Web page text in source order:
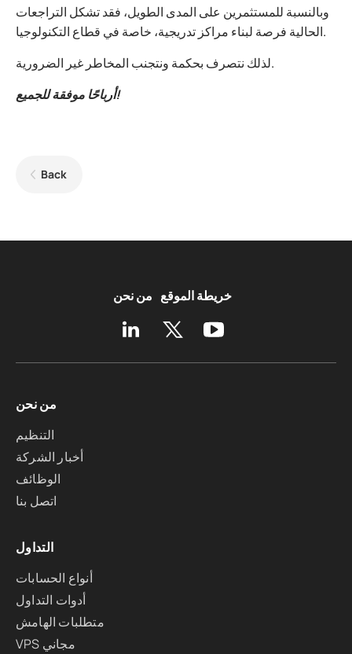
وبالنسبة للمستثمرين على المدى الطويل، فقد تشكل التراجعات
الحالية فرصة لبناء مراكز تدريجية، خاصة في قطاع التكنولوجيا.
لذلك نتصرف بحكمة ونتجنب المخاطر غير الضرورية.
أرباحًا موفقة للجميع!
Back
من نحن خريطة الموقع
من نحن
التنظيم
أخبار الشركة
الوظائف
اتصل بنا
التداول
أنواع الحسابات
أدوات التداول
متطلبات الهامش
VPS مجاني